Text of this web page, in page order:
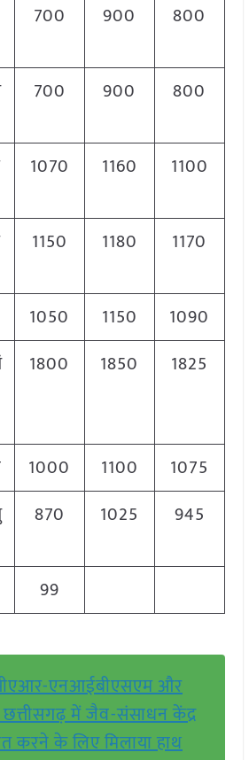
700 900 800
700 900 800
1070 1160 1100
1150 1180 1170
1050 1150
1090
1800 1850 1825
1000 1100
1075
870 1025 945
99
एनआईबीएसएम और
छत्तीसगढ़ में जैव-संसाधन केंद्र
करने के लिए मिलाया हाथ